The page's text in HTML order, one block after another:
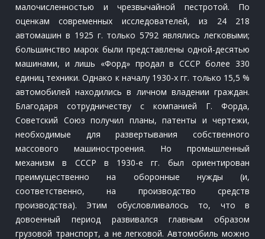
малочисленностью и чрезвычайной пестротой. По
оценкам современных исследователей, из 24 218
автомашин в 1925 г. только 5792 являлись легковыми;
большинство марок были представлены одной-десятью
машинами, и лишь «Форд» продал в СССР более 330
единиц техники. Однако к началу 1930‑х гг. только 15,5 %
автомобилей находились в личном владении граждан.
Благодаря сотрудничеству с компанией Г. Форда,
Советский Союз получил планы, патенты и чертежи,
необходимые для развертывания собственного
массового машиностроения. Но промышленный
механизм в СССР в 1930-е гг. был ориентирован
преимущественно на оборонные нужды (и,
соответственно, на производство средств
производства). Этим обусловливалось то, что в
довоенный период развивался главным образом
грузовой транспорт, а не легковой. Автомобиль можно